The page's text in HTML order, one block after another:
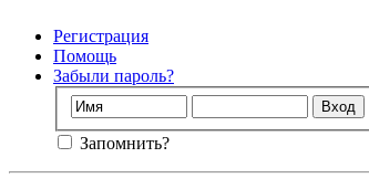
Регистрация
Помощь
Забыли пароль?
Запомнить?